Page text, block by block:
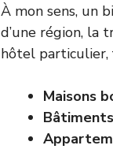
À mon sens, un
d’une région, la
hôtel particulier,
Maisons